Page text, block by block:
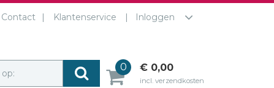
Contact Klantenservice Inloggen
0 € 0,00
incl. verzendkosten